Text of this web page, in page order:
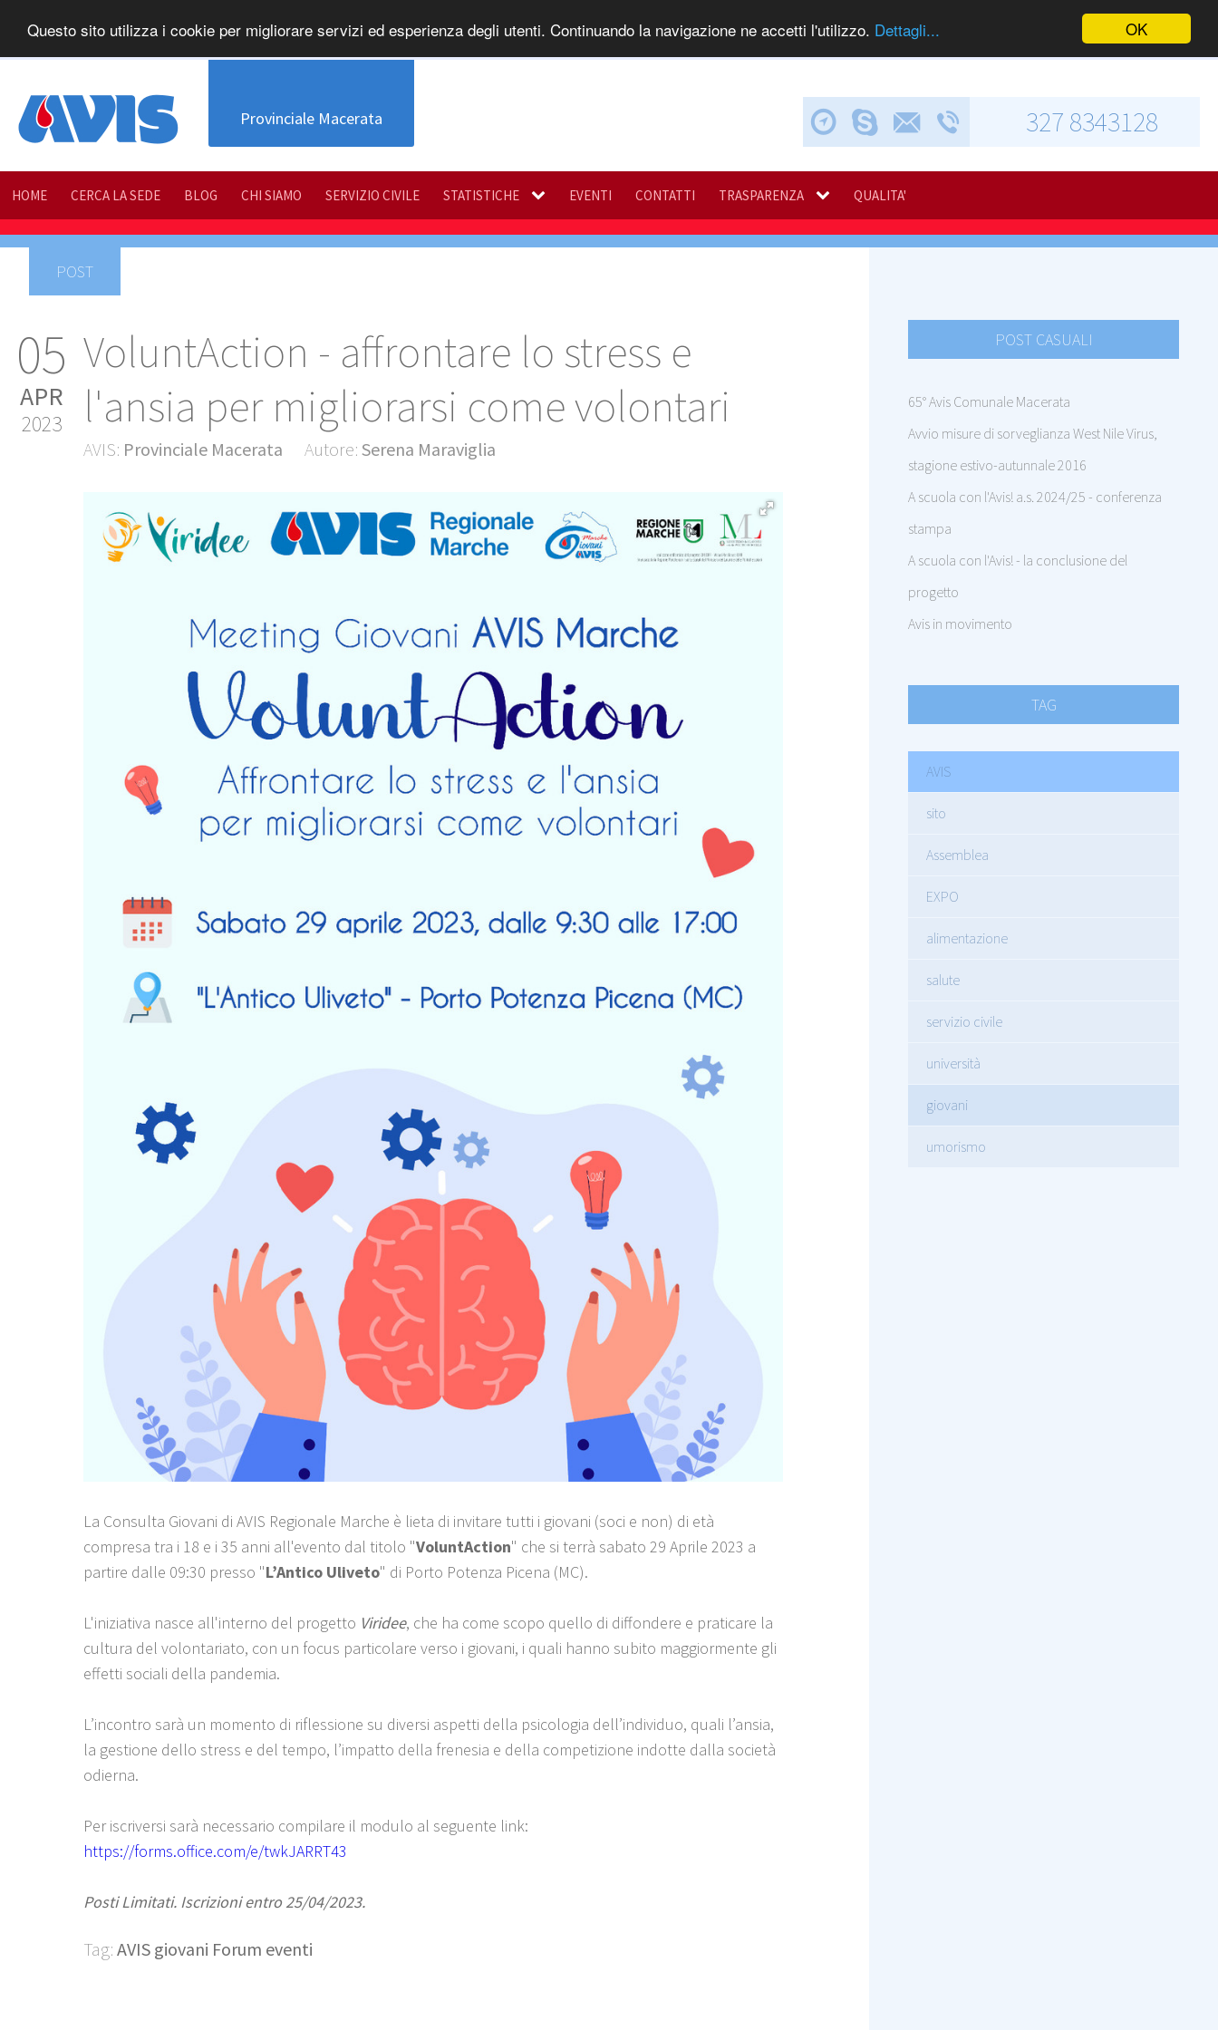
OK
Questo sito utilizza i cookie per migliorare servizi ed esperienza degli utenti. Continuando la navigazione ne accetti l'utilizzo. Dettagli...
Provinciale Macerata Via Calabresi, 5
Chiama via Skype
Invia una e-mail327 8343128
HOME CERCA LA SEDE BLOG CHI SIAMO SERVIZIO CIVILE STATISTICHE EVENTI CONTATTI TRASPARENZA QUALITA'
POST
POST CASUALI
65° Avis Comunale Macerata
Avvio misure di sorveglianza West Nile Virus,
stagione estivo-autunnale 2016
A scuola con l'Avis! a.s. 2024/25 - conferenza
stampa
A scuola con l'Avis! - la conclusione del
progetto
Avis in movimento
TAG
AVIS
sito
Assemblea
EXPO
alimentazione
salute
servizio civile
università
giovani
umorismo
05
APR
2023
VoluntAction - affrontare lo stress e
l'ansia per migliorarsi come volontari
AVIS: Provinciale Macerata Autore: Serena Maraviglia
La Consulta Giovani di AVIS Regionale Marche è lieta di invitare tutti i giovani (soci e non) di età
compresa tra i 18 e i 35 anni all'evento dal titolo "VoluntAction" che si terrà sabato 29 Aprile 2023 a
partire dalle 09:30 presso "L’Antico Uliveto" di Porto Potenza Picena (MC).
L'iniziativa nasce all'interno del progetto Viridee, che ha come scopo quello di diffondere e praticare la
cultura del volontariato, con un focus particolare verso i giovani, i quali hanno subito maggiormente gli
effetti sociali della pandemia.
L’incontro sarà un momento di riflessione su diversi aspetti della psicologia dell’individuo, quali l’ansia,
la gestione dello stress e del tempo, l’impatto della frenesia e della competizione indotte dalla società
odierna.
Per iscriversi sarà necessario compilare il modulo al seguente link:
https://forms.office.com/e/twkJARRT43
Posti Limitati. Iscrizioni entro 25/04/2023.
Tag: AVIS giovani Forum eventi